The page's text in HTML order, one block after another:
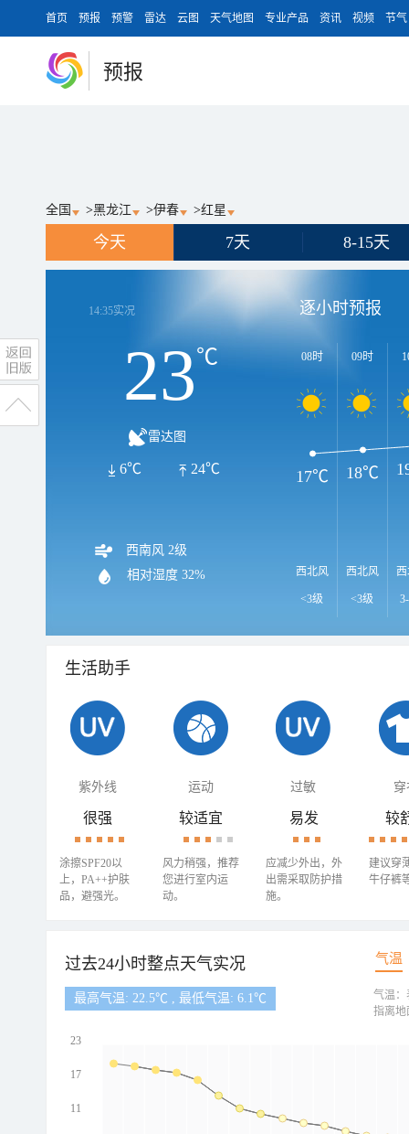
首页 预报 预警 雷达 云图 天气地图 专业产品 资讯 视频 节气
预报
全国 >黑龙江 >伊春 >红星
今天 7天 8-15天
14:35实况
23℃
雷达图
24℃
6℃
西南风 2级
相对湿度 32%
逐小时预报
08时
西北风
<3级
09时
西北风
<3级
17℃ 18℃
生活助手
紫外线 运动 过敏 穿
很强
涂擦SPF20以
上，PA++护肤
品，避强光。
较适宜
风力稍强，推荐
您进行室内运
动。
易发
应减少外出，外
出需采取防护措
施。
较
建议穿
牛仔裤
过去24小时整点天气实况 气温
最高气温: 22.5℃ , 最低气温: 6.1℃
23
17
11
气温：
指离地